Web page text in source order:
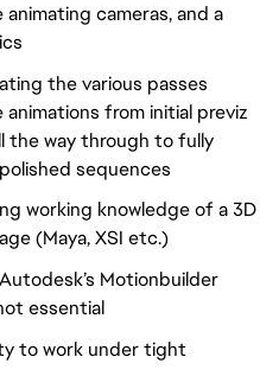
cameras, and a
the various passes
from initial previz
the way through to fully
sequences
working knowledge of a 3D
(Maya, XSI etc.)
Motionbuilder
essential
to work under tight